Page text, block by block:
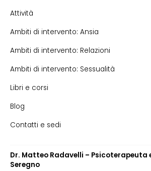
Attività
Ambiti di intervento: Ansia
Ambiti di intervento: Relazioni
Ambiti di intervento: Sessualità
Libri e corsi
Blog
Contatti e sedi
Dr. Matteo Radavelli – Psicoterapeuta
Seregno